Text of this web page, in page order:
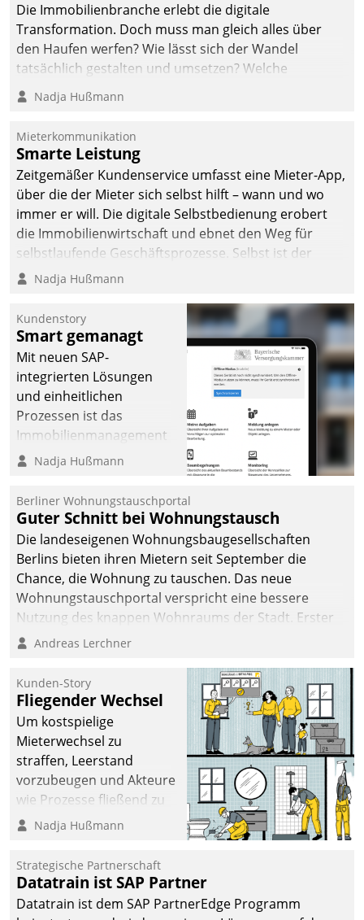
Die Immobilienbranche erlebt die digitale
Transformation. Doch muss man gleich alles über
den Haufen werfen? Wie lässt sich der Wandel
tatsächlich gestalten und umsetzen? Welche
Argumente zählen wirklich?
Nadja Hußmann
Mieterkommunikation
Smarte Leistung
Zeitgemäßer Kundenservice umfasst eine Mieter-App,
über die der Mieter sich selbst hilft – wann und wo
immer er will. Die digitale Selbstbedienung erobert
die Immobilienwirtschaft und ebnet den Weg für
selbstlaufende Geschäftsprozesse. Selbst ist der
Kunde und smart der Serviceanbieter.
Nadja Hußmann
Kundenstory
Smart gemanagt
Mit neuen SAP-
integrierten Lösungen
und einheitlichen
Prozessen ist das
Immobilienmanagement
der Bayerischen
Ressort Kapitalanlage für
künftige Aufgaben und
Herausforderungen
gerüstet.
Nadja Hußmann
Berliner Wohnungstauschportal
Guter Schnitt bei Wohnungstausch
Die landeseigenen Wohnungsbaugesellschaften
Berlins bieten ihren Mietern seit September die
Chance, die Wohnung zu tauschen. Das neue
Wohnungstauschportal verspricht eine bessere
Nutzung des knappen Wohnraums der Stadt. Erster
Anwendungsfall für Datatrains Lösung API-Hub mit
Unternehmen.
Andreas Lerchner
Kunden-Story
Fliegender Wechsel
Um kostspielige
Mieterwechsel zu
straffen, Leerstand
vorzubeugen und Akteure
wie Prozesse fließend zu
vernetzen, nutzt die
Jahresbeginn eine
Überblick, Einsicht und
Eingriff bietende Lösung.
Nadja Hußmann
Strategische Partnerschaft
Datatrain ist SAP Partner
Datatrain ist dem SAP PartnerEdge Programm